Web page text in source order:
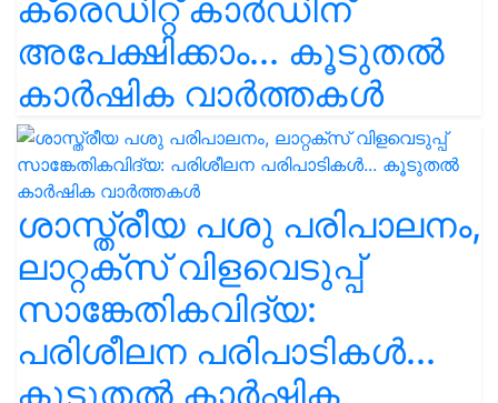
ക്രെഡിറ്റ് കാർഡിന്
അപേക്ഷിക്കാം... കൂടുതൽ
കാർഷിക വാർത്തകൾ
ശാസ്ത്രീയ പശു പരിപാലനം,
ലാറ്റക്സ് വിളവെടുപ്പ്
സാങ്കേതികവിദ്യ:
പരിശീലന പരിപാടികൾ...
കൂടുതൽ കാർഷിക